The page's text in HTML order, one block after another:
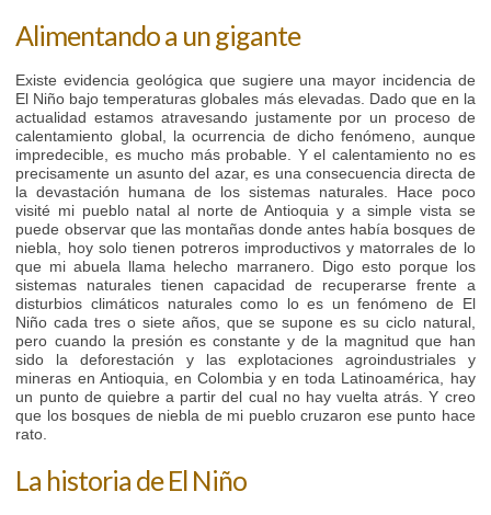
Alimentando a un gigante
Existe evidencia geológica que sugiere una mayor incidencia de
El Niño bajo temperaturas globales más elevadas. Dado que en la
actualidad estamos atravesando justamente por un proceso de
calentamiento global, la ocurrencia de dicho fenómeno, aunque
impredecible, es mucho más probable. Y el calentamiento no es
precisamente un asunto del azar, es una consecuencia directa de
la devastación humana de los sistemas naturales. Hace poco
visité mi pueblo natal al norte de Antioquia y a simple vista se
puede observar que las montañas donde antes había bosques de
niebla, hoy solo tienen potreros improductivos y matorrales de lo
que mi abuela llama helecho marranero. Digo esto porque los
sistemas naturales tienen capacidad de recuperarse frente a
disturbios climáticos naturales como lo es un fenómeno de El
Niño cada tres o siete años, que se supone es su ciclo natural,
pero cuando la presión es constante y de la magnitud que han
sido la deforestación y las explotaciones agroindustriales y
mineras en Antioquia, en Colombia y en toda Latinoamérica, hay
un punto de quiebre a partir del cual no hay vuelta atrás. Y creo
que los bosques de niebla de mi pueblo cruzaron ese punto hace
rato.
La historia de El Niño